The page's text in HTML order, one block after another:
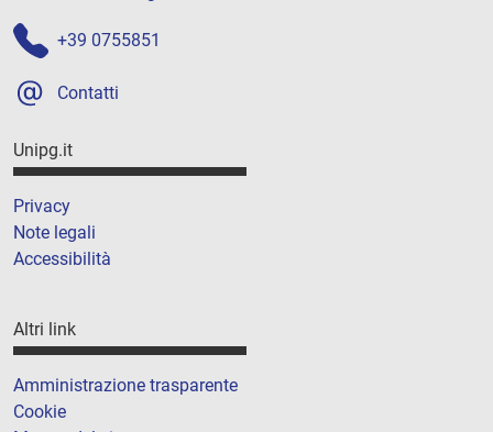
+39 0755851
Contatti
Unipg.it
Privacy
Note legali
Accessibilità
Altri link
Amministrazione trasparente
Cookie